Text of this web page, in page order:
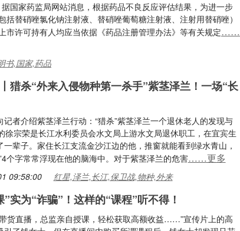
国家药监局网站消息，根据药品不良反应评估结果，为进一步
替硝唑氯化钠注射液、替硝唑葡萄糖注射液、注射用替硝唑）
许可持有人均应当依据《药品注册管理办法》等有关规定……
书,国家,药品
猎杀“外来入侵物种第一杀手”紫茎泽兰！一场“长
者介绍紫茎泽兰行动：“猎杀”紫茎泽兰一个退休老人的发现与
徐宗荣是长江水利委员会水文局上游水文局退休职工，在宜宾生
一辈子。家住长江支流金沙江边的他，推窗就能看到绿水青山，
个字常常浮现在他的脑海中。对于紫茎泽兰的危害……更多
09:58:00 红星,泽兰,长江,保卫战,物种,外来
”实为“诈骗”！这样的“课程”听不得！
货直播，总监亲自授课，轻松获取高额收益……”宣传片上的高